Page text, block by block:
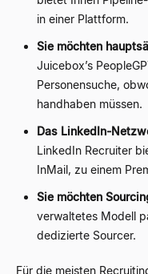
in einer Plattform.
Sie möchten
Juicebox’s
Personensuche,
handhaben müssen.
Das LinkedIn-
LinkedIn Recruiter
InMail, zu einem
Sie möchten
verwaltetes Modell
dedizierte Sourcer.
Für die meisten